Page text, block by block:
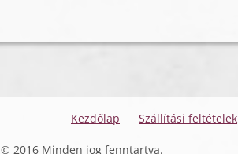
Kezdőlap Szállítási feltételek
© 2016 Minden jog fenntartva.